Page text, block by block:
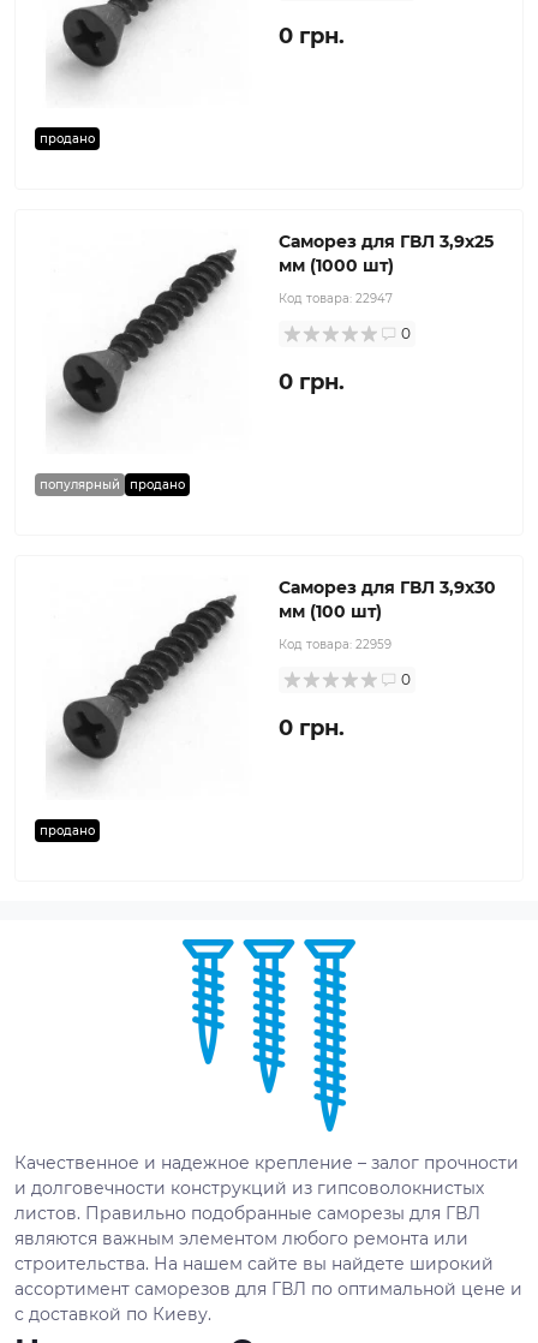
продано
0 грн.
популярный продано
Саморез для ГВЛ 3,9x25
мм (1000 шт)
Код товара: 22947
0
0 грн.
продано
Саморез для ГВЛ 3,9x30
мм (100 шт)
Код товара: 22959
0
0 грн.
Качественное и надежное крепление – залог прочности
и долговечности конструкций из гипсоволокнистых
листов. Правильно подобранные саморезы для ГВЛ
являются важным элементом любого ремонта или
строительства. На нашем сайте вы найдете широкий
ассортимент саморезов для ГВЛ по оптимальной цене и
с доставкой по Киеву.